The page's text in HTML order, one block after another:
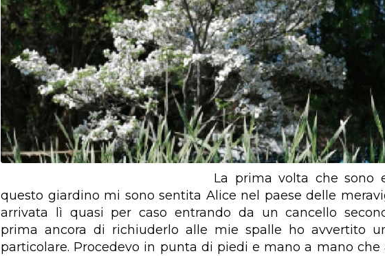
La prima volta che sono
questo giardino mi sono sentita Alice nel paese delle
arrivata lì quasi per caso entrando da un cancello
prima ancora di richiuderlo alle mie spalle ho avvertito
particolare. Procedevo in punta di piedi e mano a mano che